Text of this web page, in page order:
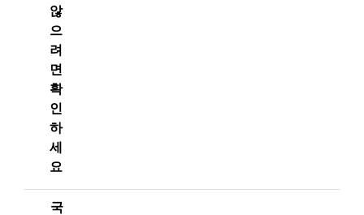
않
으
려
면
확
인
하
세
요
국